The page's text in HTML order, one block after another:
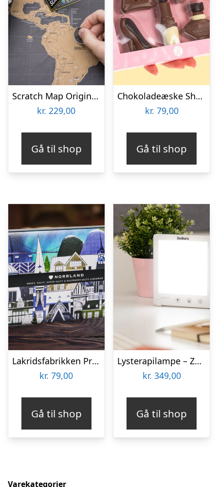
Scratch Map Original Deluxe
kr. 229,00
Gå til shop
Chokoladeæske Shopping
kr. 79,00
Gå til shop
Lakridsfabrikken Premiumlakrids – Norrland
kr. 79,00
Gå til shop
Lysterapilampe – Zenkuru
kr. 349,00
Gå til shop
Varekategorier